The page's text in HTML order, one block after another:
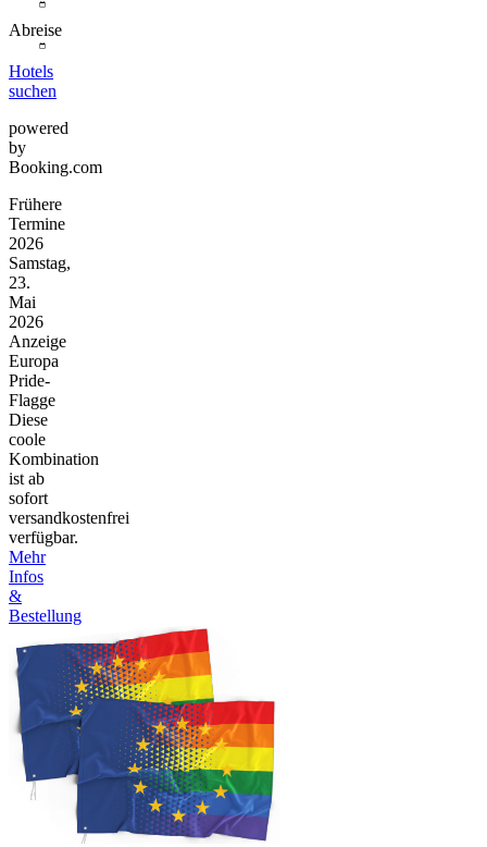
Abreise
Hotels
suchen
powered
by
Booking.com
Frühere
Termine
2026
Samstag,
23.
Mai
2026
Anzeige
Europa
Pride-
Flagge
Diese
coole
Kombination
ist ab
sofort
versandkostenfrei
verfügbar.
Mehr
Infos
&
Bestellung